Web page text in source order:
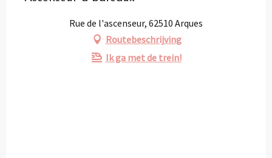
Rue de l'ascenseur, 62510 Arques
Routebeschrijving
Ik ga met de trein!